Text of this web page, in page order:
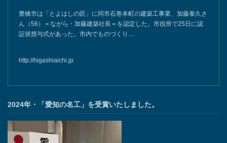
豊橋市は「とよはしの匠」に同市石巻本町の建築工事業、加藤泰久さ
ん（56）＝ながら・加藤建築社長＝を認定した。市役所で25日に認
証状授与式があった。市内でものづくり…
http://higashiaichi.jp
2024年・「愛知の名工」を受賞いたしました。